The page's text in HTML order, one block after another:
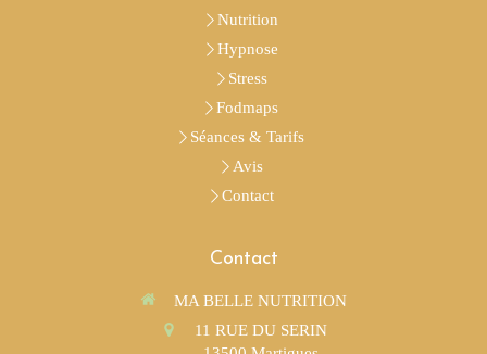
Nutrition
Hypnose
Stress
Fodmaps
Séances & Tarifs
Avis
Contact
Contact
MA BELLE NUTRITION
11 RUE DU SERIN